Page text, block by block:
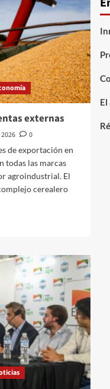
externas
0
de exportación en
todas las marcas
agroindustrial. El
cerealero